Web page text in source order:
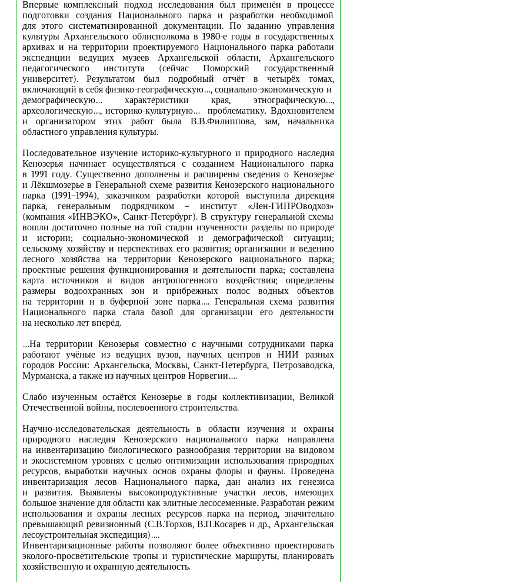
Впервые комплексный подход исследования был применён в процессе
подготовки создания Национального парка и разработки необходимой
для этого систематизированной документации. По заданию управления
культуры Архангельского облисполкома в 1980-е годы в государственных
архивах и на территории проектируемого Национального парка работали
экспедиции ведущих музеев Архангельской области, Архангельского
педагогического института (сейчас Поморский государственный
университет). Результатом был подробный отчёт в четырёх томах,
включающий в себя физико-географическую…, социально-экономическую и
демографическую… характеристики края, этнографическую…,
археологическую…, историко-культурную… проблематику. Вдохновителем
и организатором этих работ была В.В.Филиппова, зам, начальника
областного управления культуры.
Последовательное изучение историко-культурного и природного наследия
Кенозерья начинает осуществляться с созданием Национального парка
в 1991 году. Существенно дополнены и расширены сведения о Кенозерье
и Лёкшмозерье в Генеральной схеме развития Кенозерского национального
парка (1991–1994), заказчиком разработки которой выступила дирекция
парка, генеральным подрядчиком – институт «Лен-ГИПРОводхоз»
(компания «ИНВЭКО», Санкт-Петербург). В структуру генеральной схемы
вошли достаточно полные на той стадии изученности разделы по природе
и истории; социально-экономической и демографической ситуации;
сельскому хозяйству и перспективах его развития; организации и ведению
лесного хозяйства на территории Кенозерского национального парка;
проектные решения функционирования и деятельности парка; составлена
карта источников и видов антропогенного воздействия; определены
размеры водоохранных зон и прибрежных полос водных объектов
на территории и в буферной зоне парка…. Генеральная схема развития
Национального парка стала базой для организации его деятельности
на несколько лет вперёд.
…На территории Кенозерья совместно с научными сотрудниками парка
работают учёные из ведущих вузов, научных центров и НИИ разных
городов России: Архангельска, Москвы, Санкт-Петербурга, Петрозаводска,
Мурманска, а также из научных центров Норвегии….
Слабо изученным остаётся Кенозерье в годы коллективизации, Великой
Отечественной войны, послевоенного строительства.
Научно-исследовательская деятельность в области изучения и охраны
природного наследия Кенозерского национального парка направлена
на инвентаризацию биологического разнообразия территории на видовом
и экосистемном уровнях с целью оптимизации использования природных
ресурсов, выработки научных основ охраны флоры и фауны. Проведена
инвентаризация лесов Национального парка, дан анализ их генезиса
и развития. Выявлены высокопродуктивные участки лесов, имеющих
большое значение для области как элитные лесосеменные. Разработан режим
использования и охраны лесных ресурсов парка на период, значительно
превышающий ревизионный (С.В.Торхов, В.П.Косарев и др., Архангельская
лесоустроительная экспедиция)….
Инвентаризационные работы позволяют более объективно проектировать
эколого-просветительские тропы и туристические маршруты, планировать
хозяйственную и охранную деятельность.